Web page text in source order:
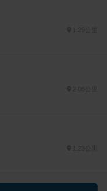
1.29公里
2.06公里
1.23公里